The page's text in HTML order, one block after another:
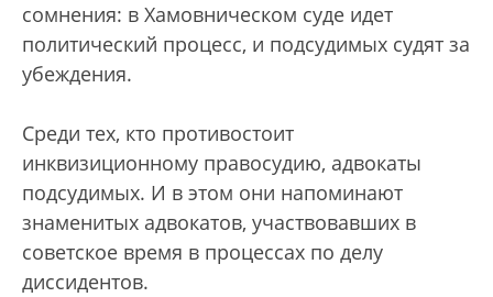
сомнения: в Хамовническом суде идет
политический процесс, и подсудимых судят за
убеждения.
Среди тех, кто противостоит
инквизиционному правосудию, адвокаты
подсудимых. И в этом они напоминают
знаменитых адвокатов, участвовавших в
советское время в процессах по делу
диссидентов.